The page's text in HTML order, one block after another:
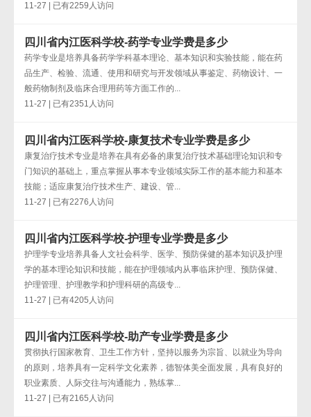
11-27 | 已有2259人访问
四川省内江医科学校-药学专业学费是多少
药学专业是培养具备药学学科基本理论、基本知识和实验技能，能在药
品生产、检验、流通、使用和研究与开发领域从事鉴定、药物设计、一
般药物制剂及临床合理用药等方面工作的...
11-27 | 已有2351人访问
四川省内江医科学校-康复技术专业学费是多少
康复治疗技术专业是培养在具有必备的康复治疗技术基础理论知识和专
门知识的基础上，重点掌握从事本专业领域实际工作的基本能力和基本
技能；适应康复治疗技术生产、建设、管...
11-27 | 已有2276人访问
四川省内江医科学校-护理专业学费是多少
护理学专业培养具备人文社会科学、医学、预防保健的基本知识及护理
学的基本理论知识和技能，能在护理领域内从事临床护理、预防保健、
护理管理、护理教学和护理科研的高级专...
11-27 | 已有4205人访问
四川省内江医科学校-助产专业学费是多少
贯彻执行国家教育、卫生工作方针，坚持以服务为宗旨、以就业为导向
的原则，培养具有一定科学文化素养，德智体美全面发展，具有良好的
职业素质、人际交往与沟通能力，熟练掌...
11-27 | 已有2165人访问